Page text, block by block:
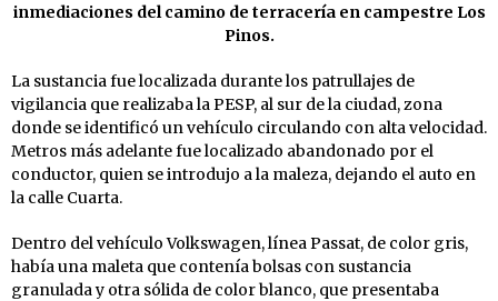
inmediaciones del camino de terracería en campestre Los
Pinos.
La sustancia fue localizada durante los patrullajes de
vigilancia que realizaba la PESP, al sur de la ciudad, zona
donde se identificó un vehículo circulando con alta velocidad.
Metros más adelante fue localizado abandonado por el
conductor, quien se introdujo a la maleza, dejando el auto en
la calle Cuarta.
Dentro del vehículo Volkswagen, línea Passat, de color gris,
había una maleta que contenía bolsas con sustancia
granulada y otra sólida de color blanco, que presentaba